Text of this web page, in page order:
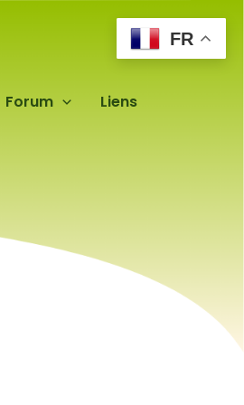
Forum Liens
FR